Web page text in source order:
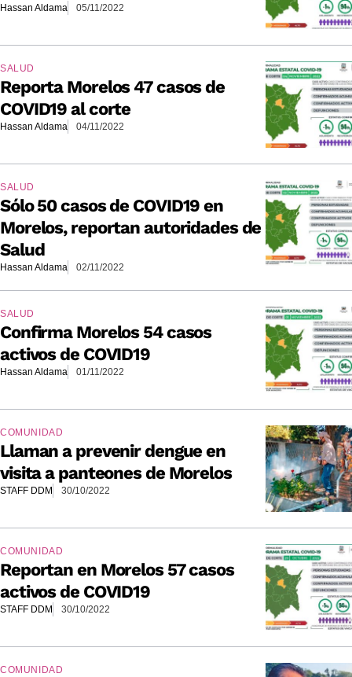
Hassan Aldama 05/11/2022
SALUD
Reporta Morelos 47 casos de
COVID19 al corte
Hassan Aldama 04/11/2022
SALUD
Sólo 50 casos de COVID19 en
Morelos, reportan autoridades de
Salud
Hassan Aldama 02/11/2022
SALUD
Confirma Morelos 54 casos
activos de COVID19
Hassan Aldama 01/11/2022
COMUNIDAD
Llaman a prevenir dengue en
visita a panteones de Morelos
STAFF DDM 30/10/2022
COMUNIDAD
Reportan en Morelos 57 casos
activos de COVID19
STAFF DDM 30/10/2022
COMUNIDAD